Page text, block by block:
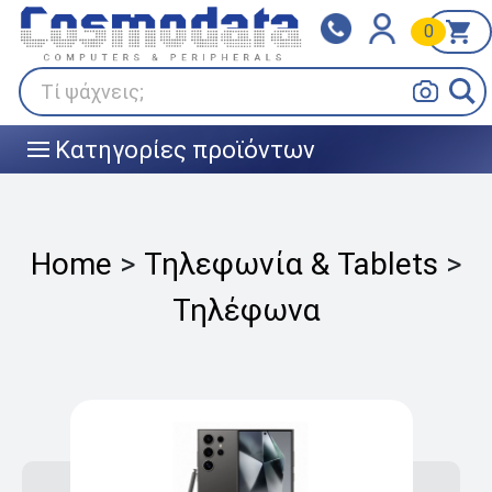
Τί ψάχνεις;
0
||| Κατηγορίες προϊόντων
Klarna
Πληρώστε σε 3
άτοκες δόσεις
BOX NOW
24/7 σε όλη την Ελλάδα!
Home > Τηλεφωνία & Tablets >
Τηλέφωνα